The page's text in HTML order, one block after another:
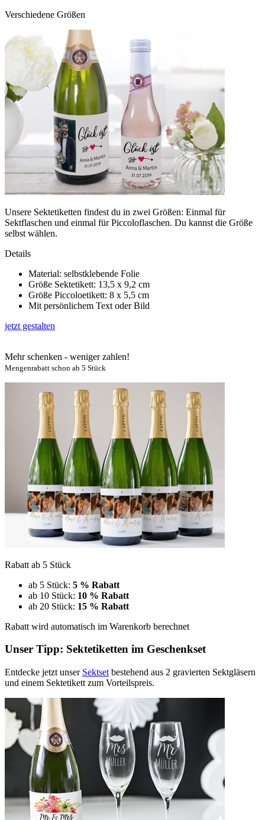
Verschiedene Größen
Unsere Sektetiketten findest du in zwei Größen: Einmal für
Sektflaschen und einmal für Piccoloflaschen. Du kannst die Größe
selbst wählen.
Details
Material: selbstklebende Folie
Größe Sektetikett: 13,5 x 9,2 cm
Größe Piccoloetikett: 8 x 5,5 cm
Mit persönlichem Text oder Bild
jetzt gestalten
Mehr schenken - weniger zahlen!
Mengenrabatt schon ab 5 Stück
Rabatt ab 5 Stück
ab 5 Stück: 5 % Rabatt
ab 10 Stück: 10 % Rabatt
ab 20 Stück: 15 % Rabatt
Rabatt wird automatisch im Warenkorb berechnet
Unser Tipp: Sektetiketten im Geschenkset
Entdecke jetzt unser Sektset bestehend aus 2 gravierten Sektgläsern
und einem Sektetikett zum Vorteilspreis.